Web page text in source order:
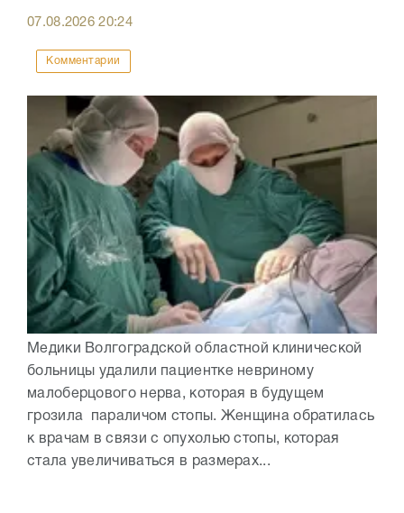
07.08.202620:24
Комментарии
Медики Волгоградской областной клинической
больницы удалили пациентке невриному
малоберцового нерва, которая в будущем
грозила параличом стопы. Женщина обратилась
к врачам в связи с опухолью стопы, которая
стала увеличиваться в размерах...